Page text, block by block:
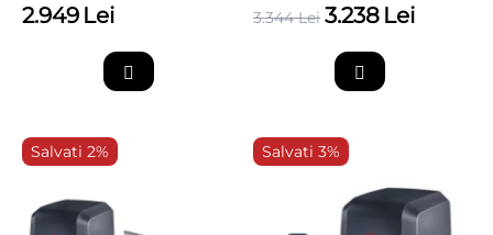
2.949 Lei 3.344 Lei 3.238 Lei
Salvati 2% Salvati 3%